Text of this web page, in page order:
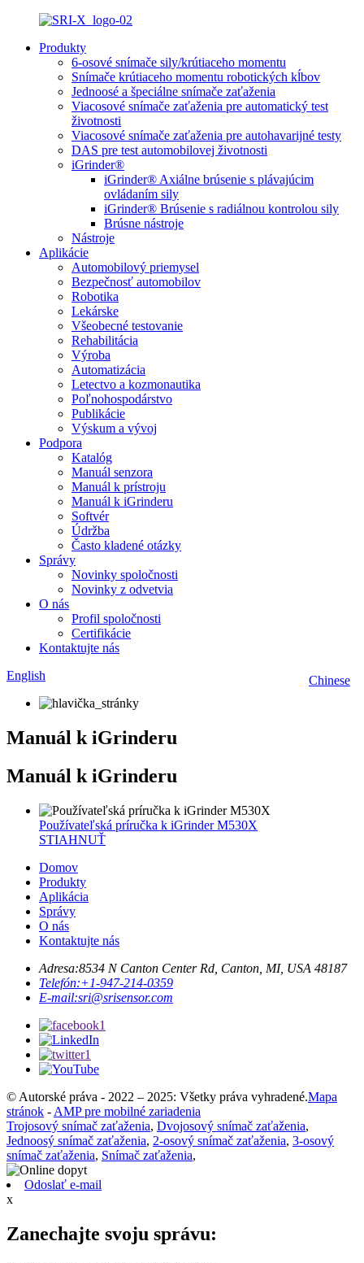
Produkty
6-osové snímače sily/krútiaceho momentu
Snímače krútiaceho momentu robotických kĺbov
Jednoosé a špeciálne snímače zaťaženia
Viacosové snímače zaťaženia pre automatický test
životnosti
Viacosové snímače zaťaženia pre autohavarijné testy
DAS pre test automobilovej životnosti
iGrinder®
iGrinder® Axiálne brúsenie s plávajúcim
ovládaním sily
iGrinder® Brúsenie s radiálnou kontrolou sily
Brúsne nástroje
Nástroje
Aplikácie
Automobilový priemysel
Bezpečnosť automobilov
Robotika
Lekárske
Všeobecné testovanie
Rehabilitácia
Výroba
Automatizácia
Letectvo a kozmonautika
Poľnohospodárstvo
Publikácie
Výskum a vývoj
Podpora
Katalóg
Manuál senzora
Manuál k prístroju
Manuál k iGrinderu
Softvér
Údržba
Často kladené otázky
Správy
Novinky spoločnosti
Novinky z odvetvia
O nás
Profil spoločnosti
Certifikácie
Kontaktujte nás
Chinese
English
Manuál k iGrinderu
Manuál k iGrinderu
Používateľská príručka k iGrinder M530X
STIAHNUŤ
Domov
Produkty
Aplikácia
Správy
O nás
Kontaktujte nás
Adresa:8534 N Canton Center Rd, Canton, MI, USA 48187
Telefón:+1-947-214-0359
E-mail:sri@srisensor.com
© Autorské práva - 2022 – 2025: Všetky práva vyhradené.Mapa
stránok - AMP pre mobilné zariadenia
Trojosový snímač zaťaženia, Dvojosový snímač zaťaženia,
Jednoosý snímač zaťaženia, 2-osový snímač zaťaženia, 3-osový
snímač zaťaženia, Snímač zaťaženia,
Odoslať e-mail
x
Zanechajte svoju správu: